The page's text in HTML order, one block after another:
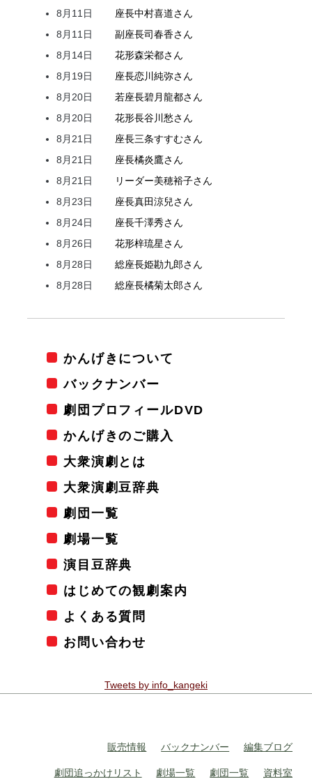
8月11日
座長中村喜道さん
8月11日
副座長司春香さん
8月14日
花形森栄都さん
8月19日
座長恋川純弥さん
8月20日
若座長碧月龍都さん
8月20日
花形長谷川愁さん
8月21日
座長三条すすむさん
8月21日
座長橘炎鷹さん
8月21日
リーダー美穂裕子さん
8月23日
座長真田涼兒さん
8月24日
座長千澤秀さん
8月26日
花形梓琉星さん
8月28日
総座長姫勘九郎さん
8月28日
総座長橘菊太郎さん
かんげきについて
バックナンバー
劇団プロフィールDVD
かんげきのご購入
大衆演劇とは
大衆演劇豆辞典
劇団一覧
劇場一覧
演目豆辞典
はじめての観劇案内
よくある質問
お問い合わせ
Tweets by info_kangeki
販売情報 バックナンバー 編集ブログ
劇団追っかけリスト 劇場一覧 劇団一覧 資料室